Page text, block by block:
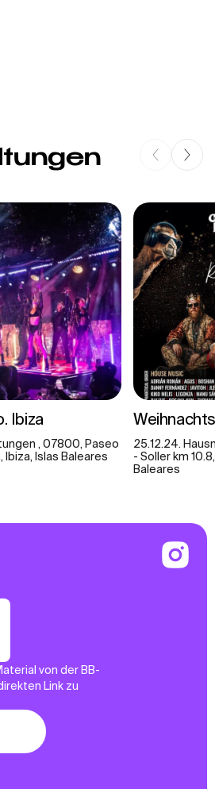
Ibiza
, 07800, Paseo
Ibiza, Islas Baleares
25.12.24.
- Soller km
Baleares
von der BB-
Link zu